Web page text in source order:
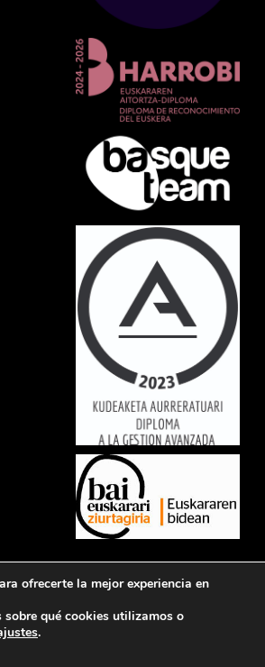
pulvinar dapibus leo.
ofrecerte la mejor experiencia en
sobre qué cookies utilizamos o
.